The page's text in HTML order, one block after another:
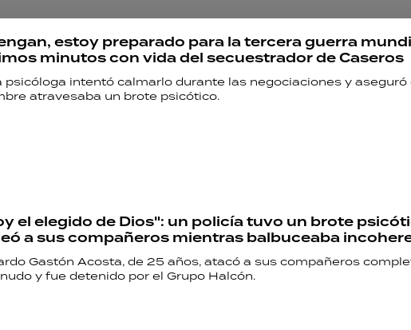
estoy preparado para la tercera guerra
minutos con vida del secuestrador de Caseros
psicóloga intentó calmarlo durante las negociaciones y aseguró
atravesaba un brote psicótico.
el elegido de Dios": un policía tuvo un brote
a sus compañeros mientras balbuceaba
Gastón Acosta, de 25 años, atacó a sus compañeros
y fue detenido por el Grupo Halcón.